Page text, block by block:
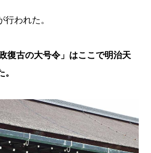
行われた。
政復古の大号令」はここで明治天